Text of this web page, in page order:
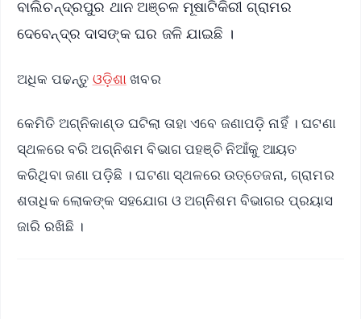
ବାଲିଚନ୍ଦ୍ରପୁର ଥାନ ଅଞ୍ଚଳ ମୂଷାଟିକିରୀ ଗ୍ରାମର
ଦେବେନ୍ଦ୍ର ଦାସଙ୍କ ଘର ଜଳି ଯାଇଛି ।
ଅଧିକ ପଢନ୍ତୁ ଓଡ଼ିଶା ଖବର
କେମିତି ଅଗ୍ନିକାଣ୍ଡ ଘଟିଲା ତାହା ଏବେ ଜଣାପଡ଼ି ନାହିଁ । ଘଟଣା
ସ୍ଥଳରେ ବରି ଅଗ୍ନିଶମ ବିଭାଗ ପହଞ୍ଚି ନିଆଁକୁ ଆୟତ
କରିଥିବା ଜଣା ପଡ଼ିଛି । ଘଟଣା ସ୍ଥଳରେ ଉତ୍ତେଜନା, ଗ୍ରାମର
ଶତାଧିକ ଲୋକଙ୍କ ସହଯୋଗ ଓ ଅଗ୍ନିଶମ ବିଭାଗର ପ୍ରୟାସ
ଜାରି ରଖିଛି ।